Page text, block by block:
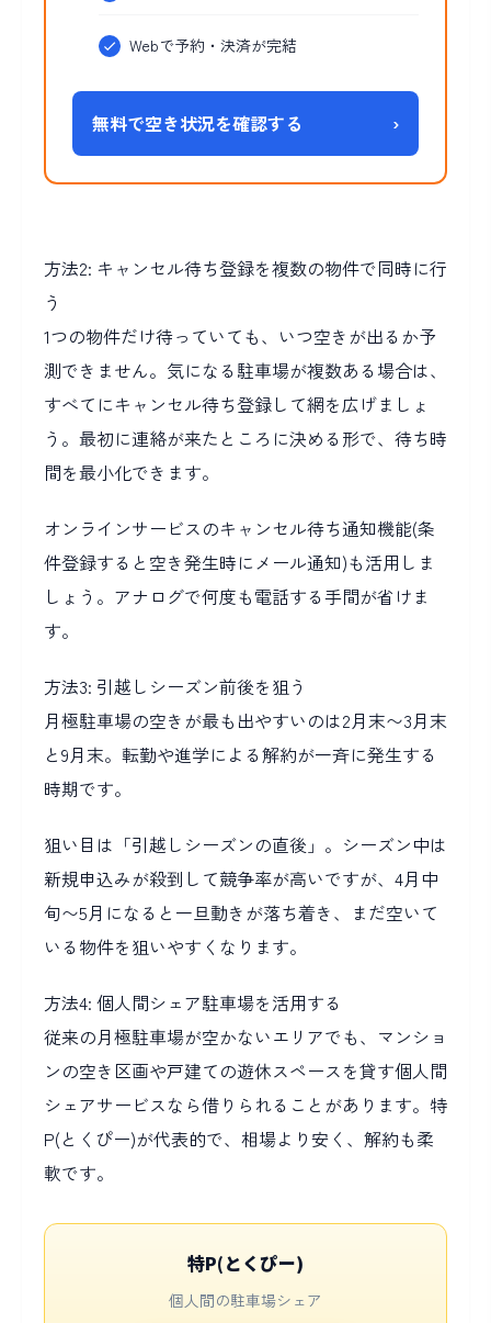
Webで予約・決済が完結
無料で空き状況を確認する ›
方法2: キャンセル待ち登録を複数の物件で同時に行
う
1つの物件だけ待っていても、いつ空きが出るか予
測できません。気になる駐車場が複数ある場合は、
すべてにキャンセル待ち登録して網を広げましょ
う。最初に連絡が来たところに決める形で、待ち時
間を最小化できます。
オンラインサービスのキャンセル待ち通知機能(条
件登録すると空き発生時にメール通知)も活用しま
しょう。アナログで何度も電話する手間が省けま
す。
方法3: 引越しシーズン前後を狙う
月極駐車場の空きが最も出やすいのは2月末〜3月末
と9月末。転勤や進学による解約が一斉に発生する
時期です。
狙い目は「引越しシーズンの直後」。シーズン中は
新規申込みが殺到して競争率が高いですが、4月中
旬〜5月になると一旦動きが落ち着き、まだ空いて
いる物件を狙いやすくなります。
方法4: 個人間シェア駐車場を活用する
従来の月極駐車場が空かないエリアでも、マンショ
ンの空き区画や戸建ての遊休スペースを貸す個人間
シェアサービスなら借りられることがあります。特
P(とくぴー)が代表的で、相場より安く、解約も柔
軟です。
特P(とくぴー)
個人間の駐車場シェア